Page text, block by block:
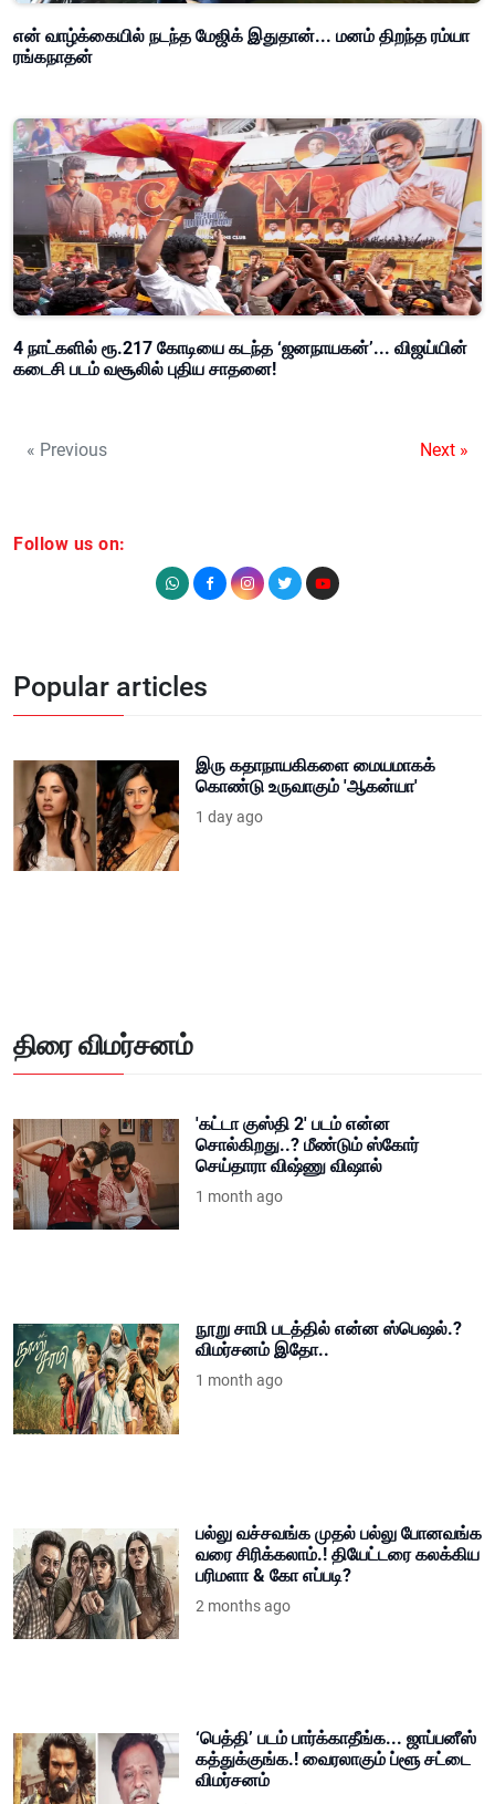
என் வாழ்க்கையில் நடந்த மேஜிக் இதுதான்... மனம் திறந்த ரம்யா
ரங்கநாதன்
4 நாட்களில் ரூ.217 கோடியை கடந்த ‘ஜனநாயகன்’... விஜய்யின்
கடைசி படம் வசூலில் புதிய சாதனை!
« Previous Next »
Follow us on:
Popular articles
இரு கதாநாயகிகளை மையமாகக்
கொண்டு உருவாகும் 'ஆகன்யா'
1 day ago
திரை விமர்சனம்
'கட்டா குஸ்தி 2' படம் என்ன
சொல்கிறது..? மீண்டும் ஸ்கோர்
செய்தாரா விஷ்ணு விஷால்
1 month ago
நூறு சாமி படத்தில் என்ன ஸ்பெஷல்.?
விமர்சனம் இதோ..
1 month ago
பல்லு வச்சவங்க முதல் பல்லு போனவங்க
வரை சிரிக்கலாம்.! தியேட்டரை கலக்கிய
பரிமளா & கோ எப்படி?
2 months ago
‘பெத்தி’ படம் பார்க்காதீங்க... ஜாப்பனீஸ்
கத்துக்குங்க.! வைரலாகும் ப்ளூ சட்டை
விமர்சனம்